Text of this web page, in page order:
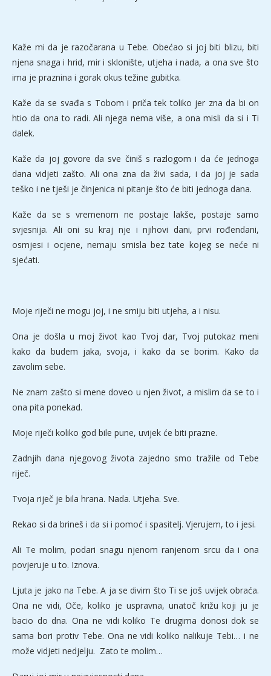
Kaže mi da je razočarana u Tebe. Obećao si joj biti blizu, biti
njena snaga i hrid, mir i sklonište, utjeha i nada, a ona sve što
ima je praznina i gorak okus težine gubitka.
Kaže da se svađa s Tobom i priča tek toliko jer zna da bi on
htio da ona to radi. Ali njega nema više, a ona misli da si i Ti
dalek.
Kaže da joj govore da sve činiš s razlogom i da će jednoga
dana vidjeti zašto. Ali ona zna da živi sada, i da joj je sada
teško i ne tješi je činjenica ni pitanje što će biti jednoga dana.
Kaže da se s vremenom ne postaje lakše, postaje samo
svjesnija. Ali oni su kraj nje i njihovi dani, prvi rođendani,
osmjesi i ocjene, nemaju smisla bez tate kojeg se neće ni
sjećati.
Moje riječi ne mogu joj, i ne smiju biti utjeha, a i nisu.
Ona je došla u moj život kao Tvoj dar, Tvoj putokaz meni
kako da budem jaka, svoja, i kako da se borim. Kako da
zavolim sebe.
Ne znam zašto si mene doveo u njen život, a mislim da se to i
ona pita ponekad.
Moje riječi koliko god bile pune, uvijek će biti prazne.
Zadnjih dana njegovog života zajedno smo tražile od Tebe
riječ.
Tvoja riječ je bila hrana. Nada. Utjeha. Sve.
Rekao si da brineš i da si i pomoć i spasitelj. Vjerujem, to i jesi.
Ali Te molim, podari snagu njenom ranjenom srcu da i ona
povjeruje u to. Iznova.
Ljuta je jako na Tebe. A ja se divim što Ti se još uvijek obraća.
Ona ne vidi, Oče, koliko je uspravna, unatoč križu koji ju je
bacio do dna. Ona ne vidi koliko Te drugima donosi dok se
sama bori protiv Tebe. Ona ne vidi koliko nalikuje Tebi… i ne
može vidjeti nedjelju. Zato te molim…